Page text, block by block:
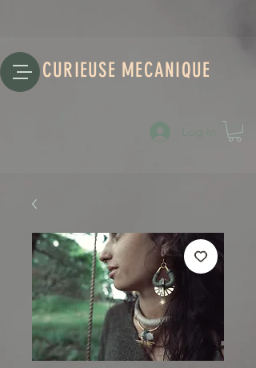
CURIEUSE MECANIQUE
Log-in